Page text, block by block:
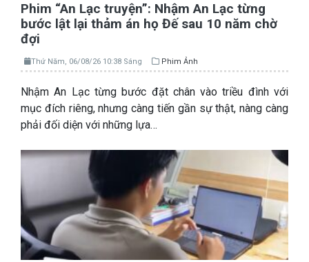
Phim “An Lạc truyện”: Nhậm An Lạc từng
bước lật lại thảm án họ Đế sau 10 năm chờ
đợi
Thứ Năm, 06/08/26 10:38 Sáng Phim Ảnh
Nhậm An Lạc từng bước đặt chân vào triều đình với
mục đích riêng, nhưng càng tiến gần sự thật, nàng càng
phải đối diện với những lựa…